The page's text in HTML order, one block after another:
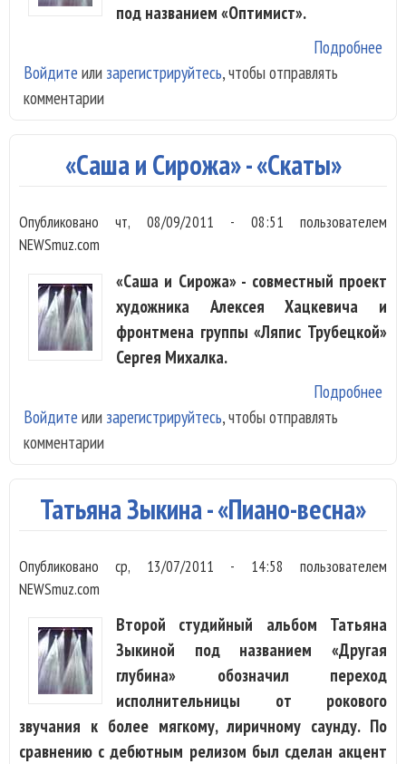
под названием «Оптимист».
Подробнее
Войдите или зарегистрируйтесь, чтобы отправлять
комментарии
«Саша и Сирожа» - «Скаты»
Опубликованочт, 08/09/2011 - 08:51 пользователем
NEWSmuz.com
«Саша и Сирожа» - совместный проект
художника Алексея Хацкевича и
фронтмена группы «Ляпис Трубецкой»
Сергея Михалка.
Подробнее
Войдите или зарегистрируйтесь, чтобы отправлять
комментарии
Татьяна Зыкина - «Пиано-весна»
Опубликованоср, 13/07/2011 - 14:58 пользователем
NEWSmuz.com
Второй студийный альбом Татьяна
Зыкиной под названием «Другая
глубина» обозначил переход
исполнительницы от рокового
звучания к более мягкому, лиричному саунду. По
сравнению с дебютным релизом был сделан акцент